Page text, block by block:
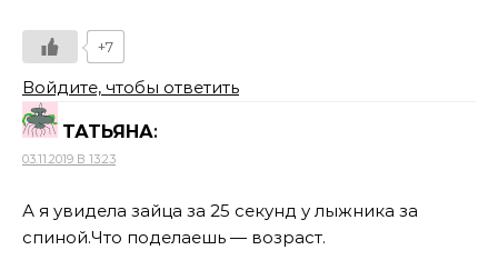
+7
Войдите, чтобы ответить
ТАТЬЯНА:
03.11.2019 В 13:23
А я увидела зайца за 25 секунд у лыжника за
спиной.Что поделаешь — возраст.